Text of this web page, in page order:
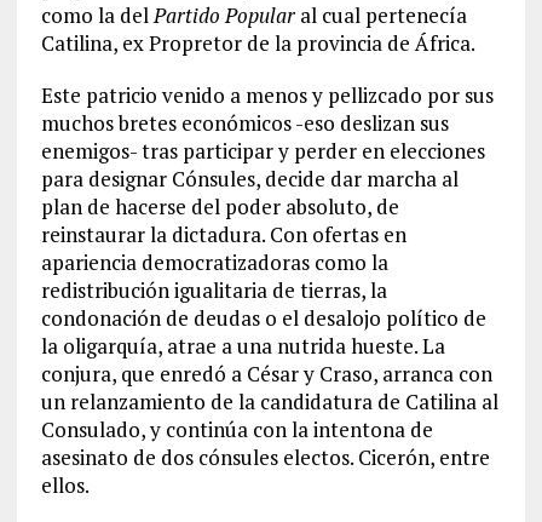
como la delPartido Popularal cual pertenecía
Catilina, ex Propretor de la provincia de África.
Este patricio venido a menos y pellizcado por sus
muchos bretes económicos -eso deslizan sus
enemigos- tras participar y perder en elecciones
para designar Cónsules, decide dar marcha al
plan de hacerse del poder absoluto, de
reinstaurar la dictadura. Con ofertas en
apariencia democratizadoras como la
redistribución igualitaria de tierras, la
condonación de deudas o el desalojo político de
la oligarquía, atrae a una nutrida hueste. La
conjura, que enredó a César y Craso, arranca con
un relanzamiento de la candidatura de Catilina al
Consulado, y continúa con la intentona de
asesinato de dos cónsules electos. Cicerón, entre
ellos.